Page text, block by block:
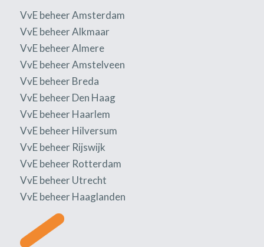
VvE beheer Amsterdam
VvE beheer Alkmaar
VvE beheer Almere
VvE beheer Amstelveen
VvE beheer Breda
VvE beheer Den Haag
VvE beheer Haarlem
VvE beheer Hilversum
VvE beheer Rijswijk
VvE beheer Rotterdam
VvE beheer Utrecht
VvE beheer Haaglanden